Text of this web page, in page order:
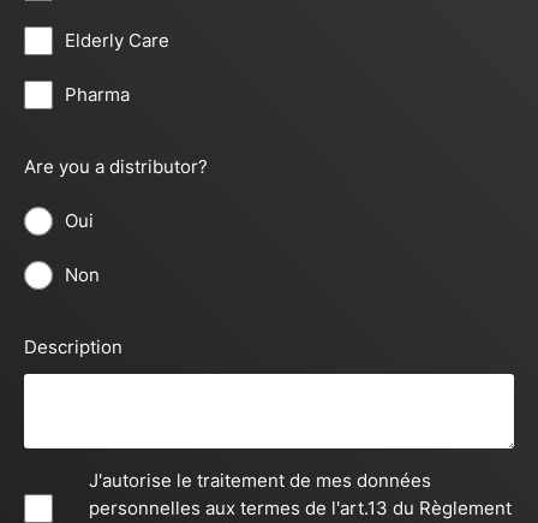
Elderly Care
Pharma
Are you a distributor?
Oui
Non
Description
J'autorise le traitement de mes données
personnelles aux termes de l'art.13 du Règlement